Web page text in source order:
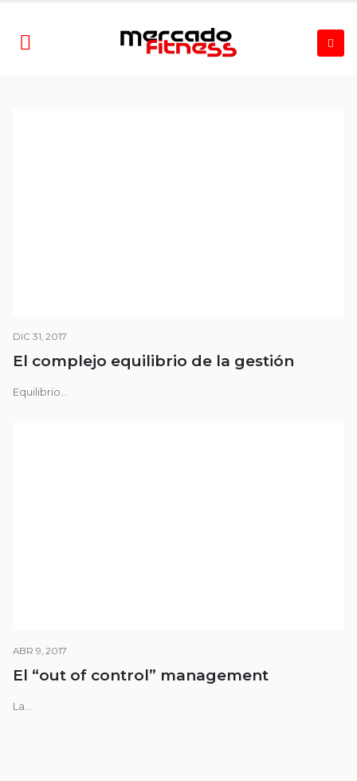
DIC 31, 2017
El complejo equilibrio de la gestión
Equilibrio...
ABR 9, 2017
El “out of control” management
La...